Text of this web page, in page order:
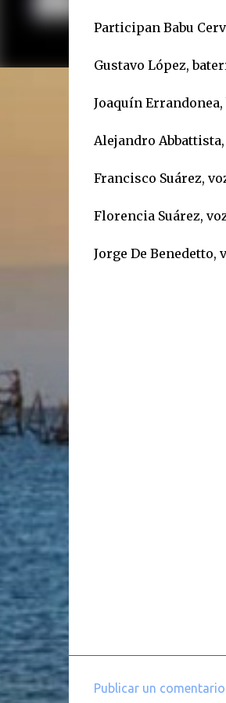
Participan Babu
Gustavo López,
Joaquín Errandonea,
Alejandro
Francisco Suárez,
Florencia Suárez,
Jorge De Benedetto,
Publicar un comentario